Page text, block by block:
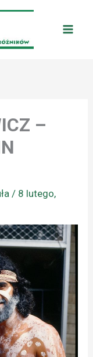
–
/ 8 lutego,